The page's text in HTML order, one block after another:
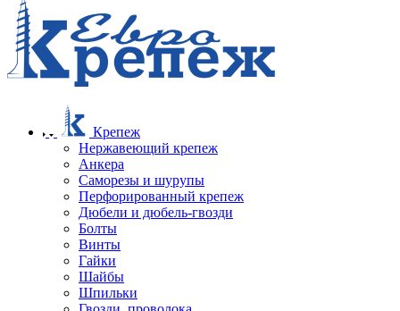
Крепеж
Нержавеющий крепеж
Анкера
Саморезы и шурупы
Перфорированный крепеж
Дюбели и дюбель-гвозди
Болты
Винты
Гайки
Шайбы
Шпильки